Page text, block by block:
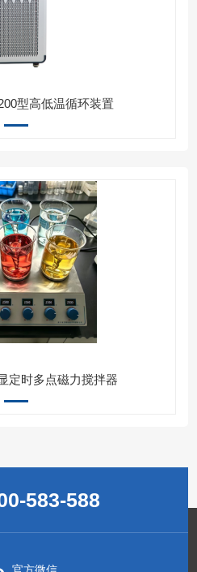
型高低温循环装置
定时多点磁力搅拌器
583-588